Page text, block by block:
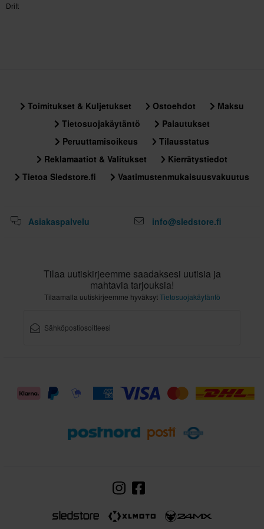
310 x 398 x 320 mm
M
310 x 398 x 320 mm
3XL
Drift
Toimitukset & Kuljetukset Ostoehdot
Maksu
Tietosuojakäytäntö
Palautukset
Peruuttamisoikeus
Tilausstatus
Reklamaatiot & Valitukset
Kierrätystiedot
Tietoa Sledstore.fi
Vaatimustenmukaisuusvakuutus
Asiakaspalvelu info@sledstore.fi
Tilaa uutiskirjeemme saadaksesi uutisia ja
mahtavia tarjouksia!
Tilaamalla uutiskirjeemme hyväksytTietosuojakäytäntö